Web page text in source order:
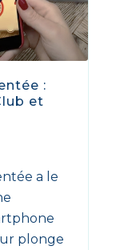
:
et
a le
plonge